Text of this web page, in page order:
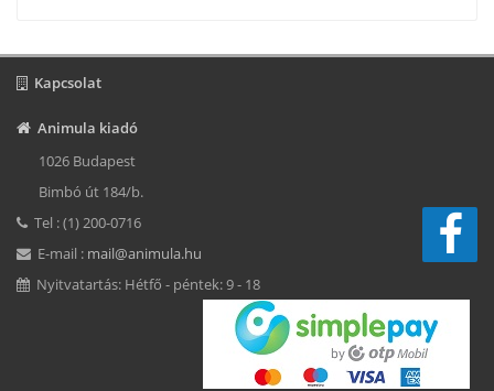
Kapcsolat
Animula kiadó
1026 Budapest
Bimbó út 184/b.
Tel : (1) 200-0716
E-mail : mail@animula.hu
Nyitvatartás: Hétfő - péntek: 9 - 18